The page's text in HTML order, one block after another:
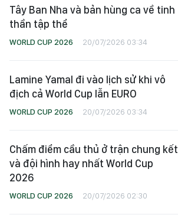
Tây Ban Nha và bản hùng ca về tinh
thần tập thể
WORLD CUP 2026 20/07/2026 03:34
Lamine Yamal đi vào lịch sử khi vô
địch cả World Cup lẫn EURO
WORLD CUP 2026 20/07/2026 03:34
Chấm điểm cầu thủ ở trận chung kết
và đội hình hay nhất World Cup
2026
WORLD CUP 2026 20/07/2026 02:30